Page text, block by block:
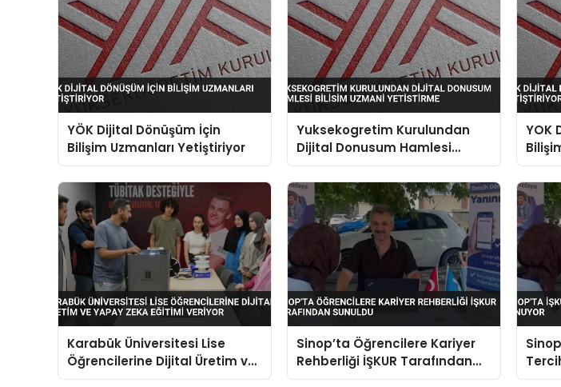
YÖK Dijital Dönüşüm İçin
Bilişim Uzmanları Yetiştiriyor
Yuksekogretim Kurulundan
Dijital Donusum Hamlesi
Bilisim Uzmani Yetistirme
YOK
Karabük Üniversitesi Lise
Öğrencilerine Dijital Üretim ve
Yapay Zeka Eğitimi Veriyor
Sinop’ta Öğrencilere Kariyer
Rehberliği İŞKUR Tarafından
Sunuldu